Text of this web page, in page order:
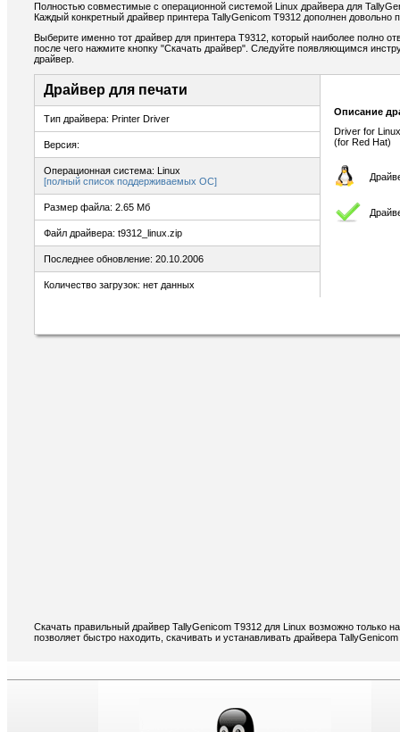
Полностью совместимые с операционной системой Linux драйвера для
Каждый конкретный драйвер принтера TallyGenicom T9312 дополнен
Выберите именно тот драйвер для принтера T9312, который наиболее полно
после чего нажмите кнопку "Скачать драйвер". Следуйте появляющимся
драйвер.
Драйвер для печати
Тип драйвера: Printer Driver
Версия:
Операционная система: Linux
[полный список поддерживаемых ОС]
Размер файла: 2.65 Мб
Файл драйвера: t9312_linux.zip
Последнее обновление: 20.10.2006
Количество загрузок: нет данных
Описание
Driver for
(for Red Hat)
Скачать правильный драйвер TallyGenicom T9312 для Linux возможно только
позволяет быстро находить, скачивать и устанавливать драйвера